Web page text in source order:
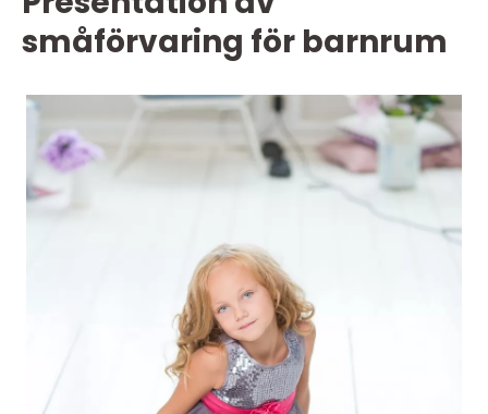
småförvaring för barnrum